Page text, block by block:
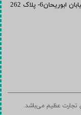
پلاک 262
تجارت عظیم می‌باشد.